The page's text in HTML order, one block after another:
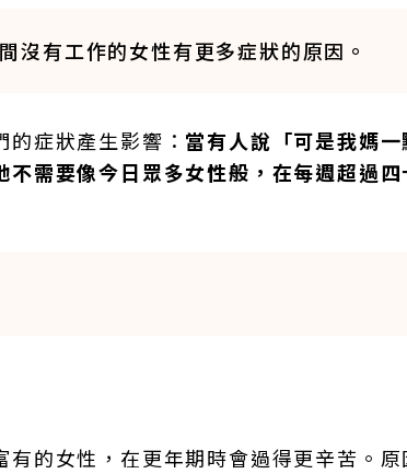
沒有工作的女性有更多症狀的原因。
症狀產生影響： 當有人說「可是我媽一
需要像今日眾多女性般，在每週超過四
的女性，在更年期時會過得更辛苦。原